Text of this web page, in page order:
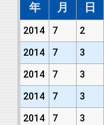
年 月 日
2014 7 2
2014
7 3
2014
7 3
2014
7 3
2014
7 3